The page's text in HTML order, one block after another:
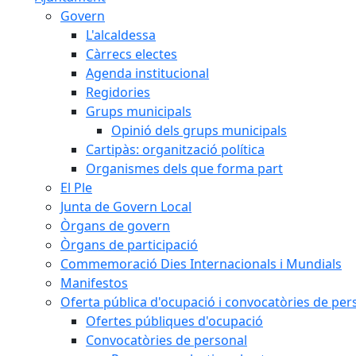
Govern
L'alcaldessa
Càrrecs electes
Agenda institucional
Regidories
Grups municipals
Opinió dels grups municipals
Cartipàs: organització política
Organismes dels que forma part
El Ple
Junta de Govern Local
Òrgans de govern
Òrgans de participació
Commemoració Dies Internacionals i Mundials
Manifestos
Oferta pública d'ocupació i convocatòries de
Ofertes públiques d'ocupació
Convocatòries de personal